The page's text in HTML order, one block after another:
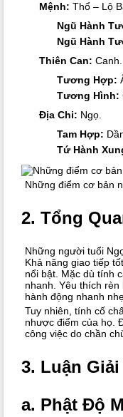
Mệnh: Thổ – Lộ
Ngũ Hành
Ngũ Hành
Thiên Can: Canh.
Tương Hợp:
Tương Hình:
Địa Chi: Ngọ.
Tam Hợp:
Tứ Hành
Những điểm cơ bản
2. Tổng
Những người tuổi
Khả năng giao tiếp
nổi bật. Mặc dù tính
nhanh. Yêu thích
hành động nhanh
Tuy nhiên, tính cố
nhược điểm của họ.
công việc do chần
3. Luận
a. Phật Độ